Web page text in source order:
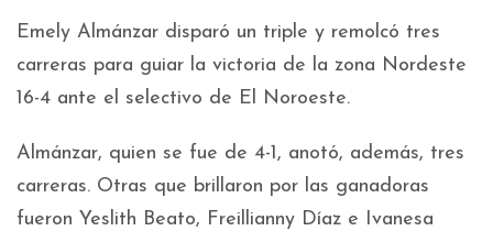
Emely Almánzar disparó un triple y remolcó tres
carreras para guiar la victoria de la zona Nordeste
16-4 ante el selectivo de El Noroeste.
Almánzar, quien se fue de 4-1, anotó, además, tres
carreras. Otras que brillaron por las ganadoras
fueron Yeslith Beato, Freillianny Díaz e Ivanesa